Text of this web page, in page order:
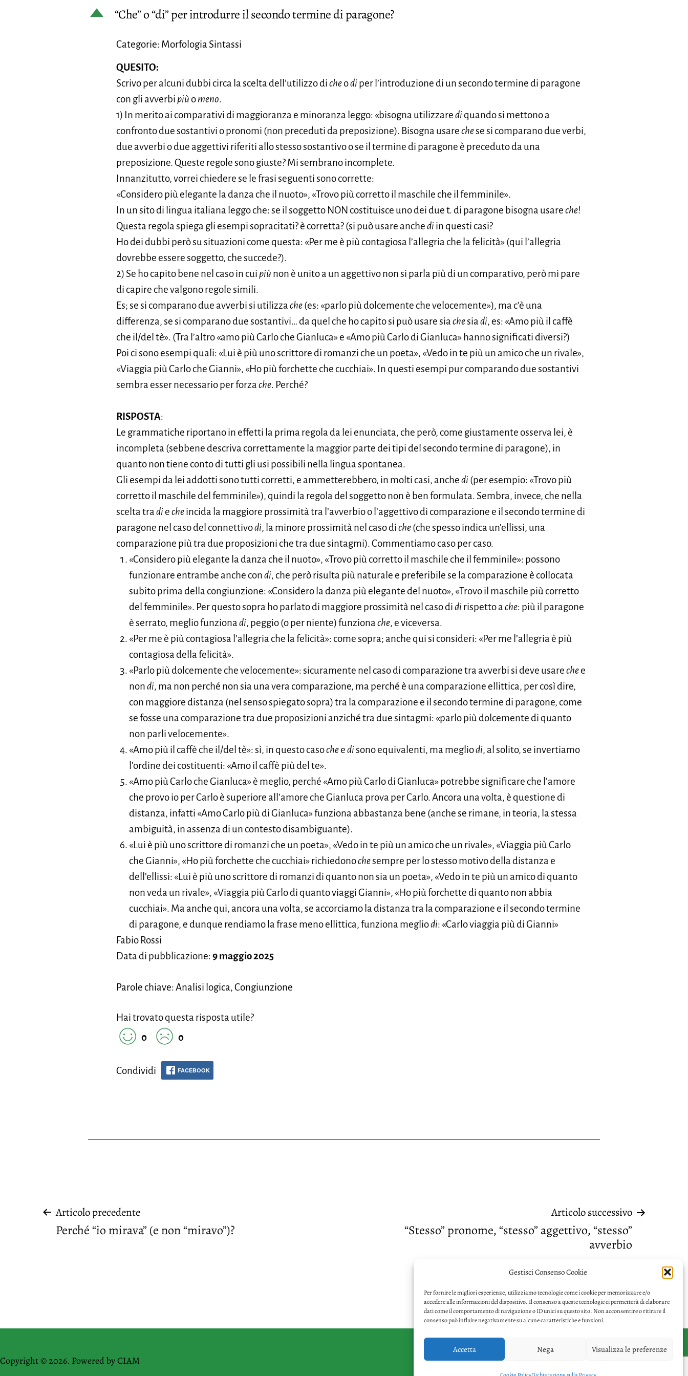
Gestisci Consenso Cookie
Per fornire le migliori esperienze, utilizziamo tecnologie come i cookie per memorizzare e/o
accedere alle informazioni del dispositivo. Il consenso a queste tecnologie ci permetterà di elaborare
dati come il comportamento di navigazione o ID unici su questo sito. Non acconsentire o ritirare il
consenso può influire negativamente su alcune caratteristiche e funzioni.
Accetta Nega Visualizza le preferenze
D “Che” o “di” per introdurre il secondo termine di paragone?
Categorie: Morfologia Sintassi
QUESITO:
Scrivo per alcuni dubbi circa la scelta dell’utilizzo dicheodi per l’introduzione di un secondo termine di paragone
con gli avverbi piùomeno.
1) In merito ai comparativi di maggioranza e minoranza leggo: «bisogna utilizzarediquando si mettono a
confronto due sostantivi o pronomi (non preceduti da preposizione). Bisogna usarechese si comparano due verbi,
due avverbi o due aggettivi riferiti allo stesso sostantivo o se il termine di paragone è preceduto da una
preposizione. Queste regole sono giuste? Mi sembrano incomplete.
Innanzitutto, vorrei chiedere se le frasi seguenti sono corrette:
«Considero più elegante la danza che il nuoto», «Trovo più corretto il maschile che il femminile».
In un sito di lingua italiana leggo che: se il soggetto NON costituisce uno dei due t. di paragone bisogna usareche!
Questa regola spiega gli esempi sopracitati? è corretta? (si può usare anchedi in questi casi?
Ho dei dubbi però su situazioni come questa: «Per me è più contagiosa l’allegria che la felicità» (qui l’allegria
dovrebbe essere soggetto, che succede?).
2) Se ho capito bene nel caso in cui più non è unito a un aggettivo non si parla più di un comparativo, però mi pare
di capire che valgono regole simili.
Es; se si comparano due avverbi si utilizzache(es: «parlo più dolcemente che velocemente»), ma c’è una
differenza, se si comparano due sostantivi… da quel che ho capito si può usare siachesiadi, es: «Amo più il caffè
che il/del tè». (Tra l’altro «amo più Carlo che Gianluca» e «Amo più Carlo di Gianluca» hanno significati diversi?)
Poi ci sono esempi quali: «Lui è più uno scrittore di romanzi che un poeta», «Vedo in te più un amico che un rivale»,
«Viaggia più Carlo che Gianni», «Ho più forchette che cucchiai». In questi esempi pur comparando due sostantivi
sembra esser necessario per forzache. Perché?
RISPOSTA:
Le grammatiche riportano in effetti la prima regola da lei enunciata, che però, come giustamente osserva lei, è
incompleta (sebbene descriva correttamente la maggior parte dei tipi del secondo termine di paragone), in
quanto non tiene conto di tutti gli usi possibili nella lingua spontanea.
Gli esempi da lei addotti sono tutti corretti, e ammetterebbero, in molti casi, anchedi (per esempio: «Trovo più
corretto il maschile del femminile»), quindi la regola del soggetto non è ben formulata. Sembra, invece, che nella
scelta tradiecheincida la maggiore prossimità tra l’avverbio o l’aggettivo di comparazione e il secondo termine di
paragone nel caso del connettivodi, la minore prossimità nel caso diche(che spesso indica un’ellissi, una
comparazione più tra due proposizioni che tra due sintagmi). Commentiamo caso per caso.
«Considero più elegante la danza che il nuoto», «Trovo più corretto il maschile che il femminile»: possono
funzionare entrambe anche condi, che però risulta più naturale e preferibile se la comparazione è collocata
subito prima della congiunzione: «Considero la danza più elegante del nuoto», «Trovo il maschile più corretto
del femminile». Per questo sopra ho parlato di maggiore prossimità nel caso didi rispetto ache: più il paragone
è serrato, meglio funzionadi, peggio (o per niente) funzionache, e viceversa.
«Per me è più contagiosa l’allegria che la felicità»: come sopra; anche qui si consideri: «Per me l’allegria è più
contagiosa della felicità».
«Parlo più dolcemente che velocemente»: sicuramente nel caso di comparazione tra avverbi si deve usarechee
nondi, ma non perché non sia una vera comparazione, ma perché è una comparazione ellittica, per così dire,
con maggiore distanza (nel senso spiegato sopra) tra la comparazione e il secondo termine di paragone, come
se fosse una comparazione tra due proposizioni anziché tra due sintagmi: «parlo più dolcemente di quanto
non parli velocemente».
«Amo più il caffè che il/del tè»: sì, in questo casocheedisono equivalenti, ma megliodi, al solito, se invertiamo
l’ordine dei costituenti: «Amo il caffè più del te».
«Amo più Carlo che Gianluca» è meglio, perché «Amo più Carlo di Gianluca» potrebbe significare che l’amore
che provo io per Carlo è superiore all’amore che Gianluca prova per Carlo. Ancora una volta, è questione di
distanza, infatti «Amo Carlo più di Gianluca» funziona abbastanza bene (anche se rimane, in teoria, la stessa
ambiguità, in assenza di un contesto disambiguante).
«Lui è più uno scrittore di romanzi che un poeta», «Vedo in te più un amico che un rivale», «Viaggia più Carlo
che Gianni», «Ho più forchette che cucchiai» richiedonochesempre per lo stesso motivo della distanza e
dell’ellissi: «Lui è più uno scrittore di romanzi di quanto non sia un poeta», «Vedo in te più un amico di quanto
non veda un rivale», «Viaggia più Carlo di quanto viaggi Gianni», «Ho più forchette di quanto non abbia
cucchiai». Ma anche qui, ancora una volta, se accorciamo la distanza tra la comparazione e il secondo termine
di paragone, e dunque rendiamo la frase meno ellittica, funziona megliodi: «Carlo viaggia più di Gianni»
Fabio Rossi
Data di pubblicazione:9 maggio 2025
Parole chiave: Analisi logica, Congiunzione
Hai trovato questa risposta utile?
0
0
Condividi FACEBOOK
Navigazione
Articolo precedente
Perché “io mirava” (e non “miravo”)?
Articolo successivo
“Stesso” pronome, “stesso” aggettivo, “stesso”
avverbio
Copyright © 2026. Powered byCIAM